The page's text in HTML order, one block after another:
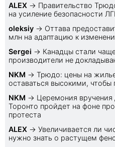
ALEX → Правительство
на усиление безопасности
oleksiy → Оттава
млн на адаптацию к
Sеrgei → Канадцы стали
производители не
NKM → Трюдо: цены на
оставаться высокими, чтобы
NKM → Церемония вручения
Торонто пройдет на фоне
протеста
ALEX → Увеличивается ли
нужно знать о растущем